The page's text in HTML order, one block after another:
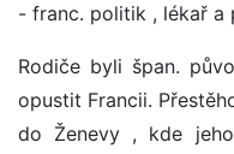
- franc. politik , lékař a
Rodiče byli špan.
opustit Francii.
do Ženevy , kde